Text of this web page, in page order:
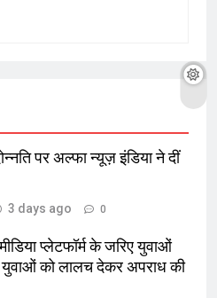
पर अल्फा न्यूज़ इंडिया ने दीं
3 days ago 0
प्लेटफॉर्म के जरिए युवाओं
युवाओं को लालच देकर अपराध की